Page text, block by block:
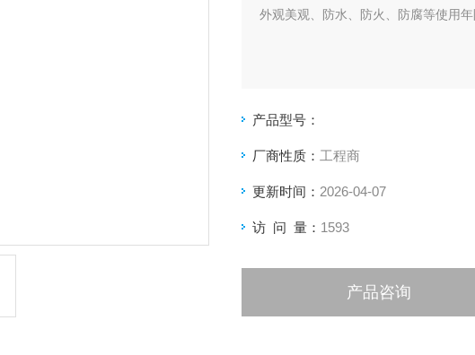
外观美观、防水、防火、防腐等使用
产品型号：
厂商性质： 工程商
更新时间： 2026-04-07
访 问 量： 1593
产品咨询